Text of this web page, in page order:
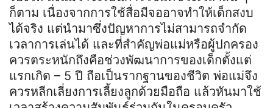
ก็ตาม เนื่องจากการใช้สื่อมีจออาจทำให้เด็กสงบ
ได้จริง แต่นำมาซึ่งปัญหาการไม่สามารถจำกัด
เวลาการเล่นได้ และที่สำคัญพ่อแม่หรือผู้ปกครอง
ควรตระหนักถึงคือช่วงพัฒนาการของเด็กตั้งแต่
แรกเกิด – 5 ปี ถือเป็นรากฐานของชีวิต พ่อแม่จึง
ควรหลีกเลี่ยงการเลี้ยงลูกด้วยมือถือ แล้วหันมาใช้